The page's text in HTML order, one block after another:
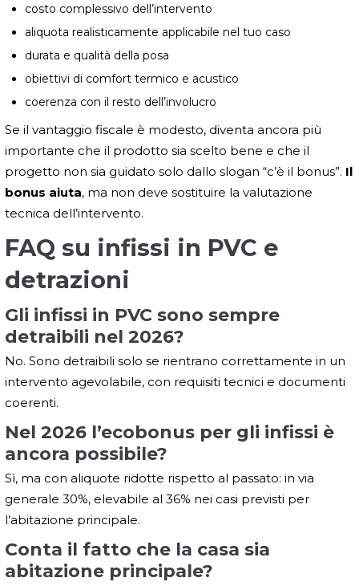
costo complessivo dell’intervento
aliquota realisticamente applicabile nel tuo caso
durata e qualità della posa
obiettivi di comfort termico e acustico
coerenza con il resto dell’involucro
Se il vantaggio fiscale è modesto, diventa ancora più
importante che il prodotto sia scelto bene e che il
progetto non sia guidato solo dallo slogan “c’è il bonus”. Il
bonus aiuta, ma non deve sostituire la valutazione
tecnica dell’intervento.
FAQ su infissi in PVC e
detrazioni
Gli infissi in PVC sono sempre
detraibili nel 2026?
No. Sono detraibili solo se rientrano correttamente in un
intervento agevolabile, con requisiti tecnici e documenti
coerenti.
Nel 2026 l’ecobonus per gli infissi è
ancora possibile?
Sì, ma con aliquote ridotte rispetto al passato: in via
generale 30%, elevabile al 36% nei casi previsti per
l’abitazione principale.
Conta il fatto che la casa sia
abitazione principale?